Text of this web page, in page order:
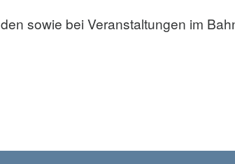
sowie bei Veranstaltungen im